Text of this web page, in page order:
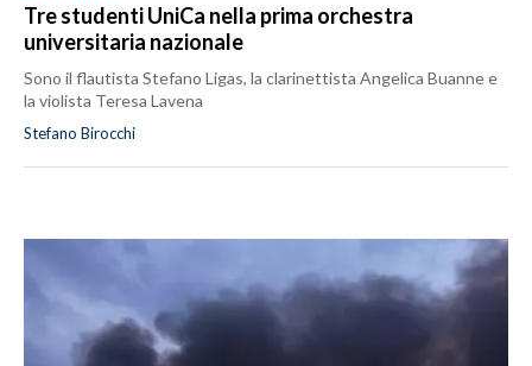
Tre studenti UniCa nella prima orchestra
universitaria nazionale
Sono il flautista Stefano Ligas, la clarinettista Angelica Buanne e
la violista Teresa Lavena
Stefano Birocchi